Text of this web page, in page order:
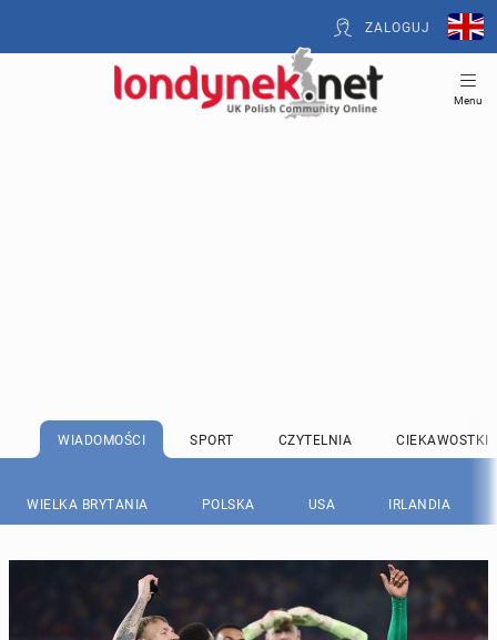
ZALOGUJ
Menu
WIADOMOŚCI SPORT CZYTELNIA CIEKAWOSTKI
WIELKA BRYTANIA POLSKA USA IRLANDIA